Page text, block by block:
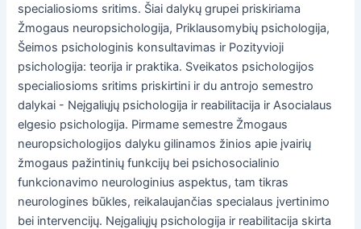
specialiosioms sritims. Šiai dalykų grupei priskiriama
Žmogaus neuropsichologija, Priklausomybių psichologija,
Šeimos psichologinis konsultavimas ir Pozityvioji
psichologija: teorija ir praktika. Sveikatos psichologijos
specialiosioms sritims priskirtini ir du antrojo semestro
dalykai - Neįgaliųjų psichologija ir reabilitacija ir Asocialaus
elgesio psichologija. Pirmame semestre Žmogaus
neuropsichologijos dalyku gilinamos žinios apie įvairių
žmogaus pažintinių funkcijų bei psichosocialinio
funkcionavimo neurologinius aspektus, tam tikras
neurologines būkles, reikalaujančias specialaus įvertinimo
bei intervencijų. Neįgaliųjų psichologija ir reabilitacija skirta